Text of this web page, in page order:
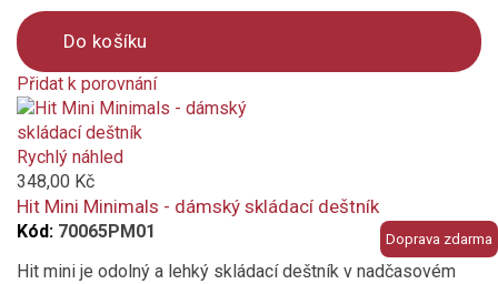
Do košíku
Přidat k porovnání
Product
is
added
to
compare
Doprava zdarma
Rychlý náhled
348,00 Kč
Hit Mini Minimals - dámský skládací deštník
Kód: 70065PM01
Hit mini je odolný a lehký skládací deštník v nadčasovém